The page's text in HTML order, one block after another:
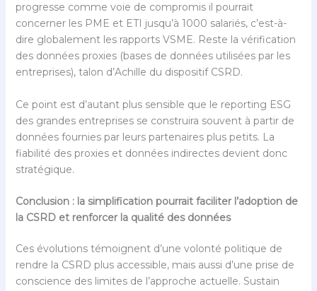
progresse comme voie de compromis il pourrait
concerner les PME et ETI jusqu’à 1000 salariés, c’est-à-
dire globalement les rapports VSME. Reste la vérification
des données proxies (bases de données utilisées par les
entreprises), talon d’Achille du dispositif CSRD.
Ce point est d’autant plus sensible que le reporting ESG
des grandes entreprises se construira souvent à partir de
données fournies par leurs partenaires plus petits. La
fiabilité des proxies et données indirectes devient donc
stratégique.
Conclusion : la simplification pourrait faciliter l’adoption de
la CSRD et renforcer la qualité des données
Ces évolutions témoignent d’une volonté politique de
rendre la CSRD plus accessible, mais aussi d’une prise de
conscience des limites de l’approche actuelle. Sustain